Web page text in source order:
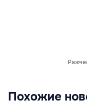
Похожие